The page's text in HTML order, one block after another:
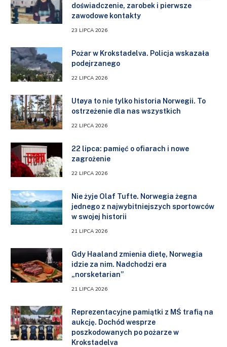
doświadczenie, zarobek i pierwsze
zawodowe kontakty
23 LIPCA 2026
Pożar w Krokstadelva. Policja wskazała
podejrzanego
22 LIPCA 2026
Utøya to nie tylko historia Norwegii. To
ostrzeżenie dla nas wszystkich
22 LIPCA 2026
22 lipca: pamięć o ofiarach i nowe
zagrożenie
22 LIPCA 2026
Nie żyje Olaf Tufte. Norwegia żegna
jednego z najwybitniejszych sportowców
w swojej historii
21 LIPCA 2026
Gdy Haaland zmienia dietę, Norwegia
idzie za nim. Nadchodzi era
„norsketarian”
21 LIPCA 2026
Reprezentacyjne pamiątki z MŚ trafią na
aukcję. Dochód wesprze
poszkodowanych po pożarze w
Krokstadelva